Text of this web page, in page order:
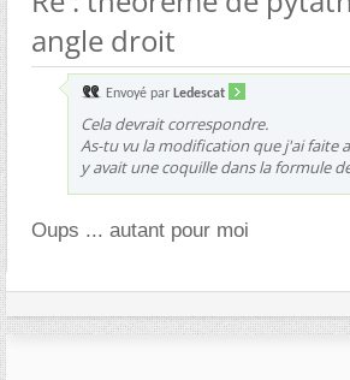
angle droit
Envoyé par Ledescat
Cela devrait correspondre.
As-tu vu la modification que j'ai faite
y avait une coquille dans la formule
Oups ... autant pour moi